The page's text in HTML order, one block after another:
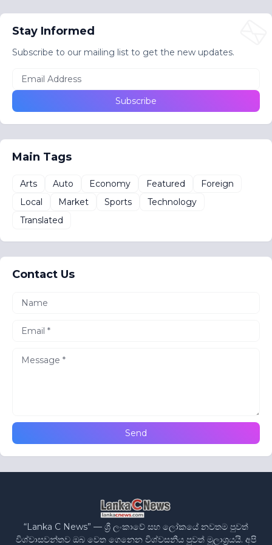
Stay Informed
Subscribe to our mailing list to get the new updates.
Main Tags
Arts Auto Economy Featured
Foreign
Local
Market Sports
Technology
Translated
Contact Us
“Lanka C News” — ශ්‍රී ලංකාවේ සහ ලෝකයේ නවතම පුවත්
විශ්වාසවන්තව ඔබ වෙත ගෙනෙන විශ්වසනීය පුවත් මූලාශ්‍රයයි. අපි